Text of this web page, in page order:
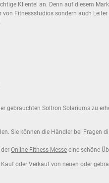
Klientel an. Denn auf diesem
Fitnessstudios sondern auch
gebrauchten Soltron Solariums zu
Sie können die Händler bei Fragen
Online-Fitness-Messe eine schöne
oder Verkauf von neuen oder